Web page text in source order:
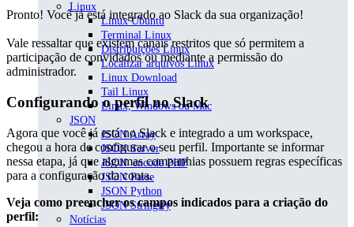
Linux
Linux Ubuntu
Terminal Linux
Distribuições Linux
Localizar arquivos Linux
Linux Download
Tail Linux
Linux, Windows ou Mac
JSON
JSON Array
JSON Server
JSON_encode PHP
JSON Parse
JSON Python
JSON Stringify
Notícias
Pronto! Você já está integrado ao Slack da sua organização!
Vale ressaltar que existem canais restritos que só permitem a
participação de convidados ou mediante a permissão do
administrador.
Configurando o perfil no Slack
Agora que você já está no Slack e integrado a um workspace,
chegou a hora de configurar o seu perfil. Importante se informar
nessa etapa, já que algumas companhias possuem regras específicas
para a configuração da conta.
Veja como preencher os campos indicados para a criação do
perfil: